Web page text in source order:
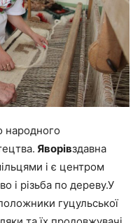
народного
Яворівздавна
і є центром
і різьба по дереву.У
гуцульської